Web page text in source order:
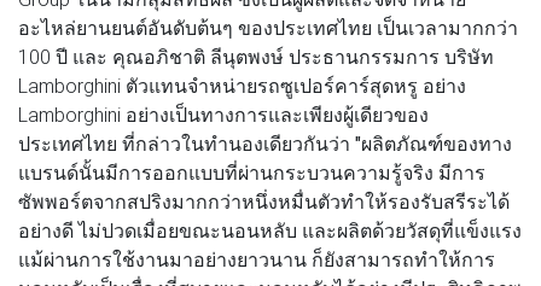
อะไหล่ยานยนต์อันดับต้นๆ ของประเทศไทย เป็นเวลามากกว่า
100 ปี และ คุณอภิชาติ ลีนุตพงษ์ ประธานกรรมการ บริษัท
Lamborghini ตัวแทนจำหน่ายรถซูเปอร์คาร์สุดหรู อย่าง
Lamborghini อย่างเป็นทางการและเพียงผู้เดียวของ
ประเทศไทย ที่กล่าวในทำนองเดียวกันว่า "ผลิตภัณฑ์ของทาง
แบรนด์นั้นมีการออกแบบที่ผ่านกระบวนความรู้จริง มีการ
ซัพพอร์ตจากสปริงมากกว่าหนึ่งหมื่นตัวทำให้รองรับสรีระได้
อย่างดี ไม่ปวดเมื่อยขณะนอนหลับ และผลิตด้วยวัสดุที่แข็งแรง
แม้ผ่านการใช้งานมาอย่างยาวนาน ก็ยังสามารถทำให้การ